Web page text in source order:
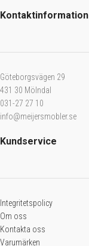
Kontaktinformation
Göteborgsvägen 29
431 30 Mölndal
031-27 27 10
info@meijersmobler.se
Kundservice
Integritetspolicy
Om oss
Kontakta oss
Varumärken